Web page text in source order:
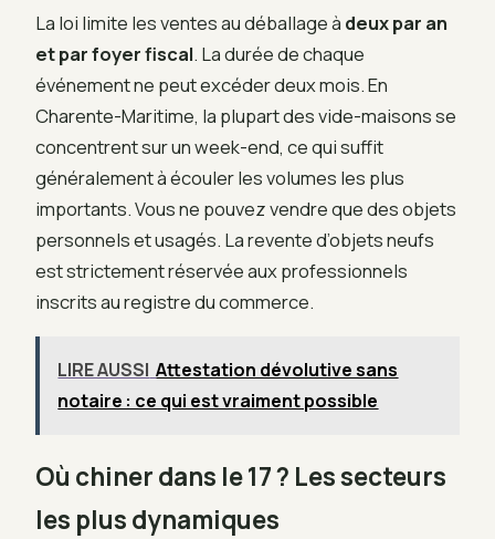
La loi limite les ventes au déballage à deux par an
et par foyer fiscal. La durée de chaque
événement ne peut excéder deux mois. En
Charente-Maritime, la plupart des vide-maisons se
concentrent sur un week-end, ce qui suffit
généralement à écouler les volumes les plus
importants. Vous ne pouvez vendre que des objets
personnels et usagés. La revente d’objets neufs
est strictement réservée aux professionnels
inscrits au registre du commerce.
LIRE AUSSI Attestation dévolutive sans
notaire : ce qui est vraiment possible
Où chiner dans le 17 ? Les secteurs
les plus dynamiques